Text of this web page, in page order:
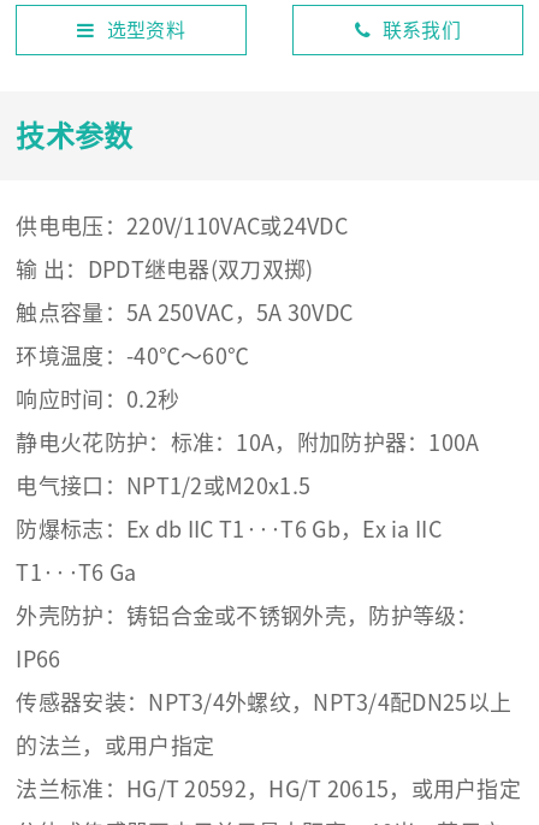
选型资料 联系我们
技术参数
供电电压：220V/110VAC或24VDC
输 出：DPDT继电器(双刀双掷)
触点容量：5A 250VAC，5A 30VDC
环境温度：-40℃～60℃
响应时间：0.2秒
静电火花防护：标准：10A，附加防护器：100A
电气接口：NPT1/2或M20x1.5
防爆标志：Ex db IIC T1···T6 Gb，Ex ia IIC
T1···T6 Ga
外壳防护：铸铝合金或不锈钢外壳，防护等级：
IP66
传感器安装：NPT3/4外螺纹，NPT3/4配DN25以上
的法兰，或用户指定
法兰标准：HG/T 20592，HG/T 20615，或用户指定